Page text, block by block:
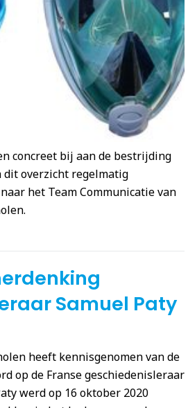
concreet bij aan de bestrijding
dit overzicht regelmatig
het Team Communicatie van
Samuel Paty
heeft kennisgenomen van de
op de Franse geschiedenisleraar
werd op 16 oktober 2020